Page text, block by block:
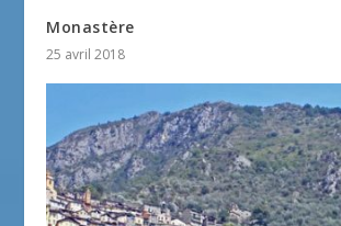
Monastère
25 avril 2018